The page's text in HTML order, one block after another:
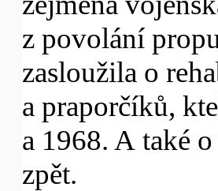
z povolání
zasloužila o
a praporčíků,
a 1968. A také
zpět.